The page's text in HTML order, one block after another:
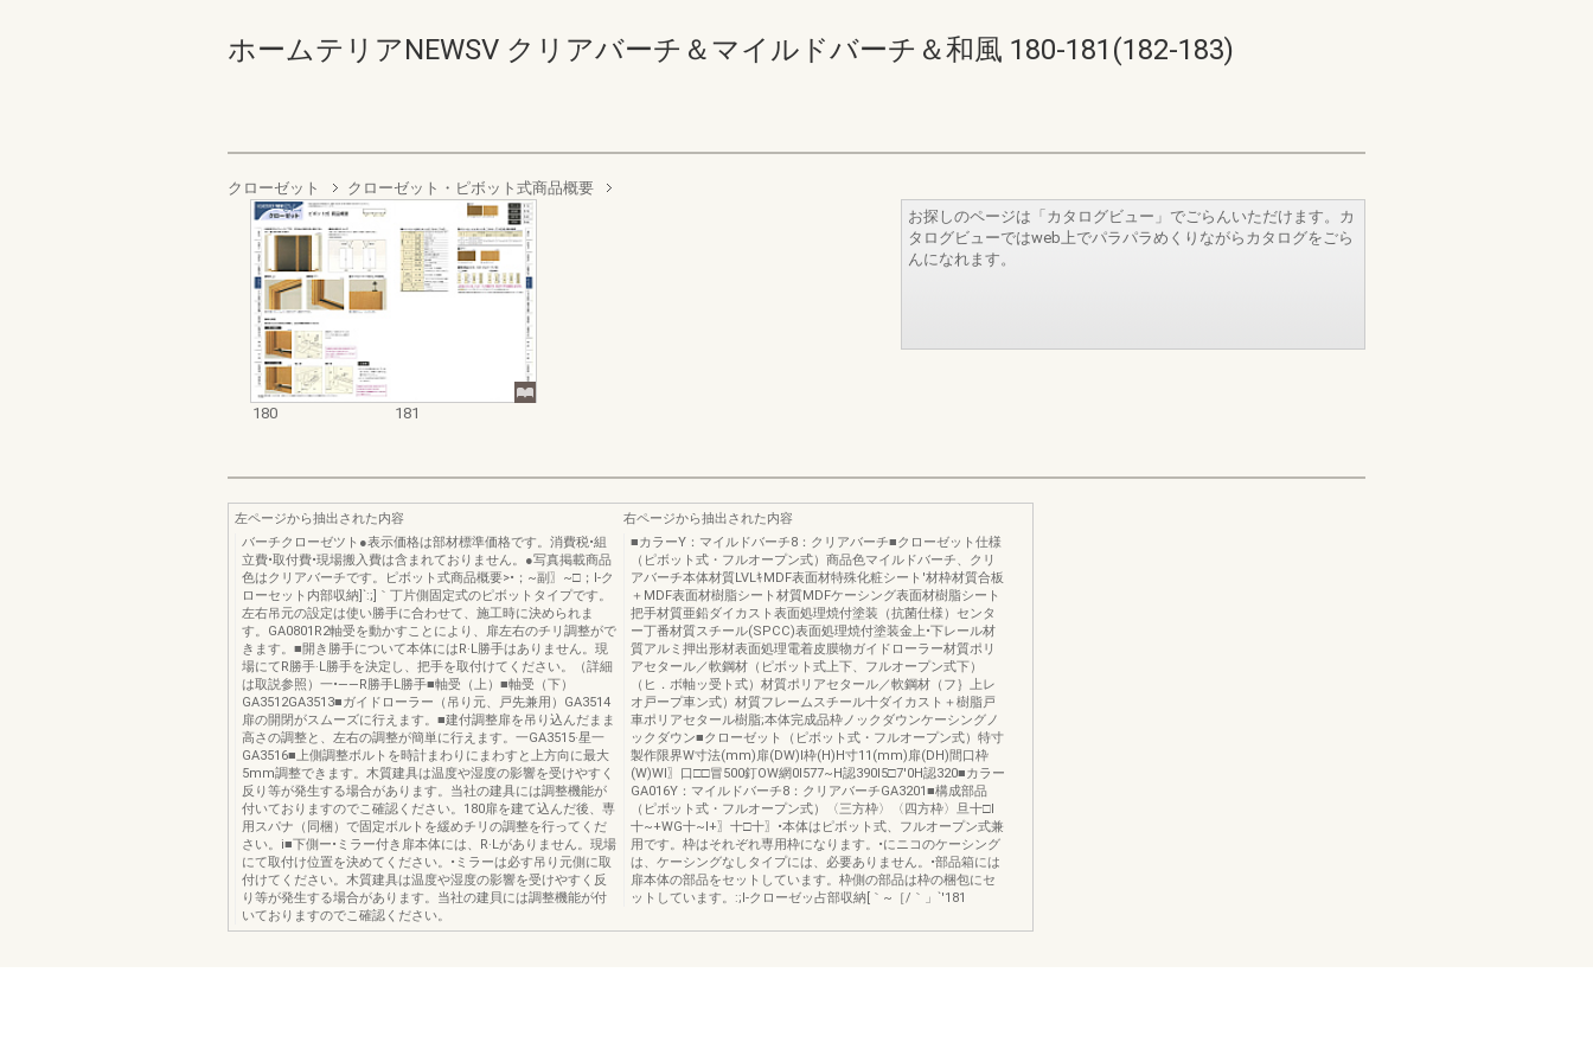
ホームテリアNEWSV クリアバーチ＆マイルドバーチ＆和風 180-181(182-183)
クローゼット クローゼット・ピボット式商品概要
180 181
お探しのページは「カタログビュー」でごらんいただけます。カ
タログビューではweb上でパラパラめくりながらカタログをごら
んになれます。
左ページから抽出された内容
バーチクローゼツト●表示価格は部材標準価格です。消費税•組
立費•取付費•現場搬入費は含まれておりません。●写真掲載商品
色はクリアバーチです。ピボット式商品概要>•；~副〗~□；I-ク
ローセット内部収納]`:;]｀丁片側固定式のピボットタイプです。
左右吊元の設定は使い勝手に合わせて、施工時に決められま
す。GA0801R2軸受を動かすことにより、扉左右のチリ調整がで
きます。■開き勝手について本体にはR·L勝手はありません。現
場にてR勝手·L勝手を決定し、把手を取付けてください。（詳細
は取説参照）一•——R勝手L勝手■軸受（上）■軸受（下）
GA3512GA3513■ガイドローラー（吊り元、戸先兼用）GA3514
扉の開閉がスムーズに行えます。■建付調整扉を吊り込んだまま
高さの調整と、左右の調整が簡単に行えます。一GA3515·星一
GA3516■上側調整ボルトを時計まわりにまわすと上方向に最大
5mm調整できます。木質建具は温度や湿度の影響を受けやすく
反り等が発生する場合があります。当社の建具には調整機能が
付いておりますのでこ確認ください。180扉を建て込んだ後、専
用スパナ（同梱）で固定ボルトを緩めチリの調整を行ってくだ
さい。i■下側ー•ミラー付き扉本体には、R·Lがありません。現場
にて取付け位置を決めてください。•ミラーは必す吊り元側に取
付けてください。木質建具は温度や湿度の影響を受けやすく反
り等が発生する場合があります。当社の建貝には調整機能が付
いておりますのでこ確認ください。
右ページから抽出された内容
■カラーY：マイルドバーチ8：クリアバーチ■クローゼット仕様
（ピボット式・フルオープン式）商品色マイルドバーチ、クリ
アバーチ本体材質LVLｷMDF表面材特殊化粧シート'材枠材質合板
＋MDF表面材樹脂シート材質MDFケーシング表面材樹脂シート
把手材質亜鉛ダイカスト表面処理焼付塗装（抗菌仕様）センタ
ー丁番材質スチール(SPCC)表面処理焼付塗装金上•下レール材
質アルミ押出形材表面処理電着皮膜物ガイドローラー材質ポリ
アセタール／軟鋼材（ピボット式上下、フルオープン式下）
（ヒ．ボ軸ッ受ト式）材質ポリアセタール／軟鋼材（フ｝上レ
オ戸ープ車ン式）材質フレームスチール十ダイカスト＋樹脂戸
車ポリアセタール樹脂;本体完成品枠ノックダウンケーシングノ
ックダウン■クローゼット（ピボット式・フルオープン式）特寸
製作限界W寸法(mm)扉(DW)I枠(H)H寸11(mm)扉(DH)間口枠
(W)WI〗口□□冒500釘OW網0I577~H認390I5□7'0H認320■カラー
GA016Y：マイルドバーチ8：クリアバーチGA3201■構成部品
（ピボット式・フルオープン式）〈三方枠〉〈四方枠〉旦十□l
十~+WG十~l+〗十□十〗•本体はピボット式、フルオープン式兼
用です。枠はそれぞれ専用枠になります。•にニコのケーシング
は、ケーシングなしタイプには、必要ありません。•部品箱には
扉本体の部品をセットしています。枠側の部品は枠の梱包にセ
ットしています。:;I-クローゼッ占部収納[｀~［/｀」`'181